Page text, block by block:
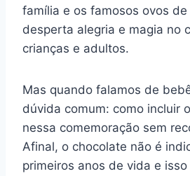
família e os famosos ovos
desperta alegria e magia no
crianças e adultos.
Mas quando falamos de
dúvida comum: como incluir
nessa comemoração sem
Afinal, o chocolate não é
primeiros anos de vida e